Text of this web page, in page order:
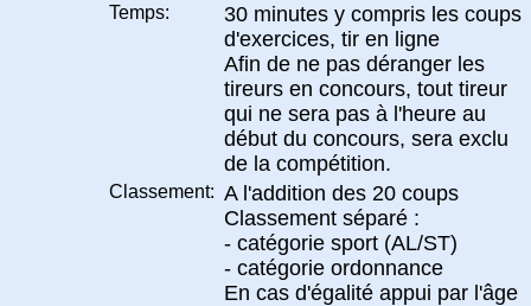
Temps:
30 minutes y compris les coups
d'exercices, tir en ligne
Afin de ne pas déranger les
tireurs en concours, tout tireur
qui ne sera pas à l'heure au
début du concours, sera exclu
de la compétition.
Classement: A l'addition des 20 coups
Classement séparé :
- catégorie sport (AL/ST)
- catégorie ordonnance
En cas d'égalité appui par l'âge